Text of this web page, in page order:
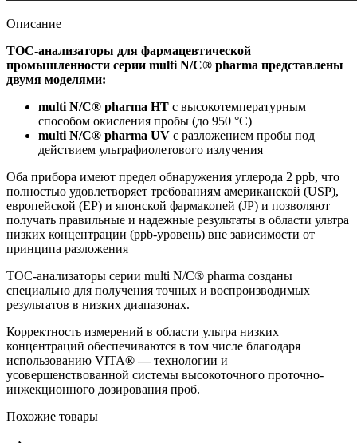
Описание
ТОС-анализаторы для фармацевтической
промышленности серии multi N/C® pharma представлены
двумя моделями:
multi N/C® pharma HT с высокотемпературным
способом окисления пробы (до 950 °C)
multi N/C® pharma UV с разложением пробы под
действием ультрафиолетового излучения
Оба прибора имеют предел обнаружения углерода 2 ppb, что
полностью удовлетворяет требованиям американской (USP),
европейской (ЕР) и японской фармакопей (JP) и позволяют
получать правильные и надежные результаты в области ультра
низких концентрации (ppb-уровень) вне зависимости от
принципа разложения
ТОС-анализаторы серии multi N/C® pharma созданы
специально для получения точных и воспроизводимых
результатов в низких диапазонах.
Корректность измерений в области ультра низких
концентраций обеспечиваются в том числе благодаря
использованию VITA®—технологии и
усовершенствованной системы высокоточного проточно-
инжекционного дозирования проб.
Похожие товары